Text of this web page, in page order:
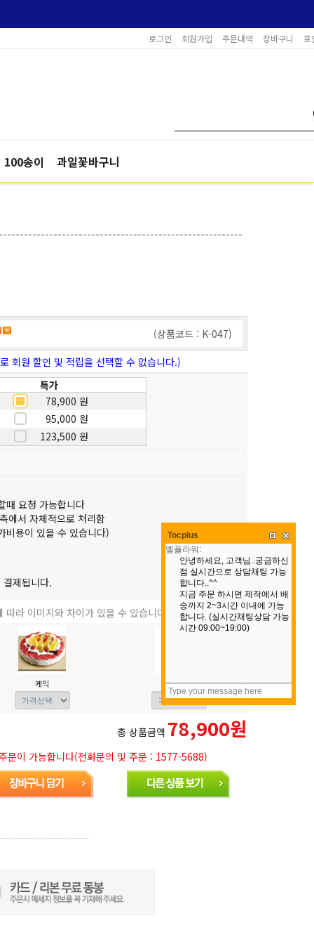
로그인 회원가입 주문내역 장바구니 포
100송이 과일꽃바구니
(상품코드 : K-047)
회원 할인 및 적립을 선택할 수 없습니다.)
특가
78,900 원
95,000 원
123,500 원
때 요청 가능합니다
에서 자체적으로 처리함
비용이 있을 수 있습니다)
제됩니다.
따라 이미지와 차이가 있을 수 있습니다
케익 무알콜 와인
총 상품금액 78,900원
문이 가능합니다(전화문의 및 주문 : 1577-5688)
Tocplus